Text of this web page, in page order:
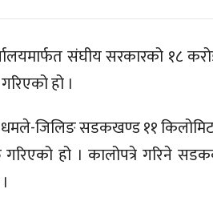
संघीय सरकारको १८
हो ।
धमले-जिलिङ सडकखण्ड ११
गरिएको हो । कालोपत्रे गरिने